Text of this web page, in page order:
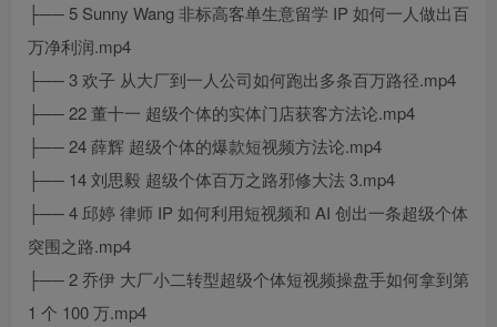
├── 5 Sunny Wang 非标高客单生意留学 IP 如何一人做出百
万净利润.mp4
├── 3 欢子 从大厂到一人公司如何跑出多条百万路径.mp4
├── 22 董十一 超级个体的实体门店获客方法论.mp4
├── 24 薛辉 超级个体的爆款短视频方法论.mp4
├── 14 刘思毅 超级个体百万之路邪修大法 3.mp4
├── 4 邱婷 律师 IP 如何利用短视频和 AI 创出一条超级个体
突围之路.mp4
├── 2 乔伊 大厂小二转型超级个体短视频操盘手如何拿到第
1 个 100 万.mp4